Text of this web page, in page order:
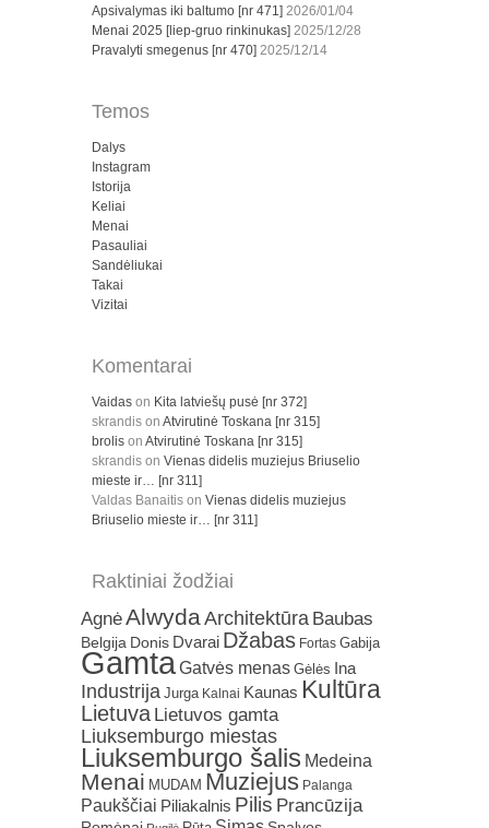
Apsivalymas iki baltumo [nr 471] 2026/01/04
Menai 2025 [liep-gruo rinkinukas] 2025/12/28
Pravalyti smegenus [nr 470] 2025/12/14
Temos
Dalys
Instagram
Istorija
Keliai
Menai
Pasauliai
Sandėliukai
Takai
Vizitai
Komentarai
Vaidas on Kita latviešų pusė [nr 372]
skrandis on Atvirutinė Toskana [nr 315]
brolis on Atvirutinė Toskana [nr 315]
skrandis on Vienas didelis muziejus Briuselio
mieste ir… [nr 311]
Valdas Banaitis on Vienas didelis muziejus
Briuselio mieste ir… [nr 311]
Raktiniai žodžiai
AgnėAlwydaArchitektūra Baubas
Belgija Donis Dvarai Džabas Fortas Gabija
GamtaGatvės menas Gėlės Ina
Industrija Jurga Kalnai Kaunas Kultūra
Lietuva Lietuvos gamta
Liuksemburgo miestas
Liuksemburgo šalis Medeina
Menai MUDAM Muziejus Palanga
Paukščiai Piliakalnis Pilis Prancūzija